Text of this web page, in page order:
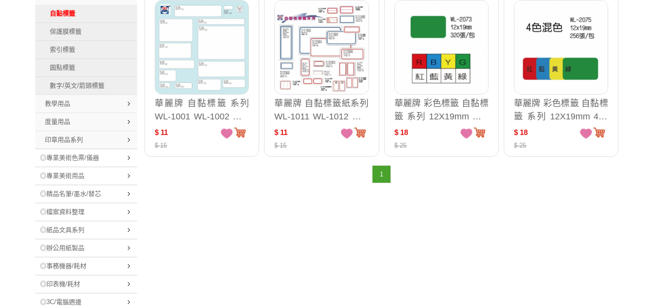
自黏標籤
保護膜標籤
索引標籤
圓點標籤
數字/英文/箭頭標籤
教學用品
度量用品
印章用品系列
◎專業美術色票/儀器
◎專業美術用品
◎精品名筆/墨水/替芯
◎檔案資料整理
◎紙品文具系列
◎辦公用紙製品
◎事務機器/耗材
◎印表機/耗材
◎3C/電腦週邊
華麗牌 自黏標籤 系列
WL-1001 WL-1002 WL-
1003 WL-1004 WL-100
5 WL-1006 WL-1007 W
L-1008 WL-1009 WL-10
$ 11
$ 15
華麗牌 自黏標籤紙系列
WL-1011 WL-1012 WL-
1013 WL-1014 WL-101
5 WL-1016 WL-1017 W
L-1018 WL-1019 WL-10
$ 11
$ 15
華麗牌 彩色標籤 自黏標
籤 系列 12X19mm WL-
2073R WL-2073B WL-2
073Y WL-2073G / WL-2
073R
$ 18
$ 25
華麗牌 彩色標籤 自黏標
籤 系列 12X19mm 4色
$ 18
$ 25
1